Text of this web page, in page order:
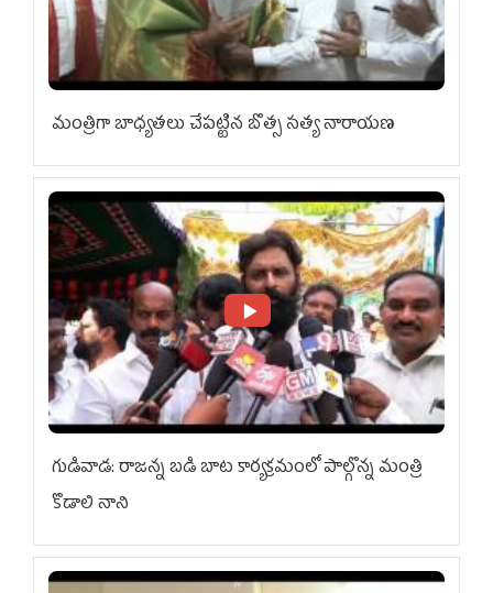
మంత్రిగా బాధ్యతలు చేపట్టిన బొత్స సత్య నారాయణ
గుడివాడ: రాజన్న బడి బాట కార్యక్రమంలో పాల్గొన్న మంత్రి
కొడాలి నాని